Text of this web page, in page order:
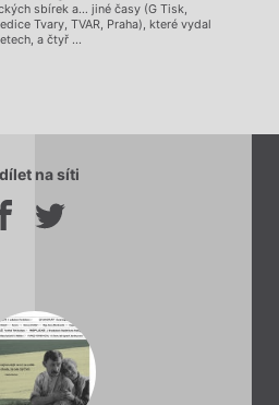
sbírek a… jiné časy (G Tisk,
Tvary, TVAR, Praha), které vydal
a čtyř ...
na síti